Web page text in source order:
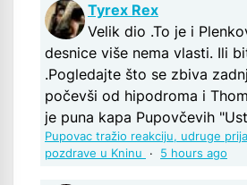
Tyrex Rex
Velik dio .To je i
desnice više nema vlasti. Ili
.Pogledajte što se zbiva
počevši od hipodroma i
je puna kapa Pupovčevih
Pupovac tražio reakciju, udruge
pozdrave u Kninu
· 5 hours ago